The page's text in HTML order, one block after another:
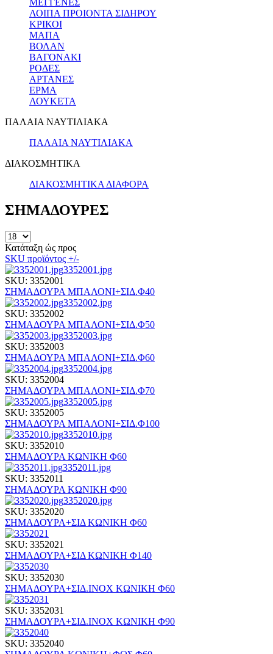
ΜΕΓΓΕΝΕΣ
ΛΟΙΠΑ ΠΡΟΙΟΝΤΑ ΣΙΔΗΡΟΥ
ΚΡΙΚΟΙ
ΜΑΠΑ
ΒΟΛΑΝ
ΒΑΓΟΝΑΚΙ
ΡΟΔΕΣ
ΑΡΤΑΝΕΣ
ΕΡΜΑ
ΛΟΥΚΕΤΑ
ΠΑΛΑΙΑ ΝΑΥΤΙΛΙΑΚΑ
ΠΑΛΑΙΑ ΝΑΥΤΙΛΙΑΚΑ
ΔΙΑΚΟΣΜΗΤΙΚΑ
ΔΙΑΚΟΣΜΗΤΙΚΑ ΔΙΑΦΟΡΑ
ΣΗΜΑΔΟΥΡΕΣ
Κατάταξη ώς προς
SKU προϊόντος +/-
3352001.jpg
SKU: 3352001
ΣΗΜΑΔΟΥΡΑ ΜΠΑΛΟΝΙ+ΣΙΔ.Φ40
3352002.jpg
SKU: 3352002
ΣΗΜΑΔΟΥΡΑ ΜΠΑΛΟΝΙ+ΣΙΔ.Φ50
3352003.jpg
SKU: 3352003
ΣΗΜΑΔΟΥΡΑ ΜΠΑΛΟΝΙ+ΣΙΔ.Φ60
3352004.jpg
SKU: 3352004
ΣΗΜΑΔΟΥΡΑ ΜΠΑΛΟΝΙ+ΣΙΔ.Φ70
3352005.jpg
SKU: 3352005
ΣΗΜΑΔΟΥΡΑ ΜΠΑΛΟΝΙ+ΣΙΔ.Φ100
3352010.jpg
SKU: 3352010
ΣΗΜΑΔΟΥΡΑ ΚΩΝΙΚΗ Φ60
3352011.jpg
SKU: 3352011
ΣΗΜΑΔΟΥΡΑ ΚΩΝΙΚΗ Φ90
3352020.jpg
SKU: 3352020
ΣΗΜΑΔΟΥΡΑ+ΣΙΔ ΚΩΝΙΚΗ Φ60
SKU: 3352021
ΣΗΜΑΔΟΥΡΑ+ΣΙΔ ΚΩΝΙΚΗ Φ140
SKU: 3352030
ΣΗΜΑΔΟΥΡΑ+ΣΙΔ.ΙΝΟΧ ΚΩΝΙΚΗ Φ60
SKU: 3352031
ΣΗΜΑΔΟΥΡΑ+ΣΙΔ.ΙΝΟΧ ΚΩΝΙΚΗ Φ90
SKU: 3352040